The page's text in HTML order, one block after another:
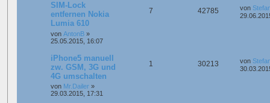
SIM-Lock
entfernen Nokia
Lumia 610
von AntonB »
25.05.2015, 16:07
7 42785 von
iPhone5 manuell
zw. GSM, 3G und
4G umschalten
von Mr.Dailer »
29.03.2015, 17:31
1 30213 von